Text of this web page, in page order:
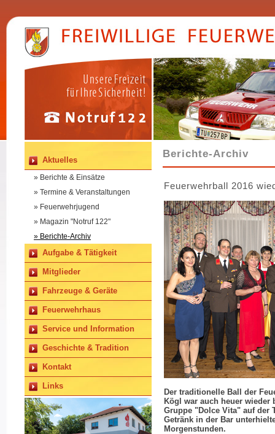
Aktuelles
» Berichte & Einsätze
» Termine & Veranstaltungen
» Feuerwehrjugend
» Magazin "Notruf 122"
» Berichte-Archiv
Aufgabe & Tätigkeit
Mitglieder
Fahrzeuge & Geräte
Feuerwehrhaus
Service und Information
Geschichte & Tradition
Kontakt
Links
Berichte-Archiv
Feuerwehrball 2016
Der traditionelle Ball der
Kögl war auch heuer wieder
Gruppe "Dolce Vita" auf der
Getränk in der Bar
Morgenstunden.